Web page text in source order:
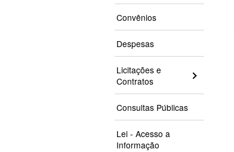
Convênios
Despesas
Licitações e
Contratos
Consultas Públicas
Lei - Acesso a
Informação